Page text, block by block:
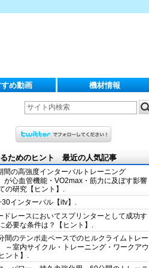
め動画 機材情報
ためのヒント 最近の人気記事
間の高強度インターバルトレーニング
が心血管機能・VO2max・筋力に及ぼす影響
の研究【ヒント】.
インターバル【itv】.
ドレースにおいてスプリンターとして成功す
必要な条件は？【ヒント】.
間のテンポ走ペースでのヒルクライムトレー
室内サイクル・トレーニング・ワークアウ
ント】.